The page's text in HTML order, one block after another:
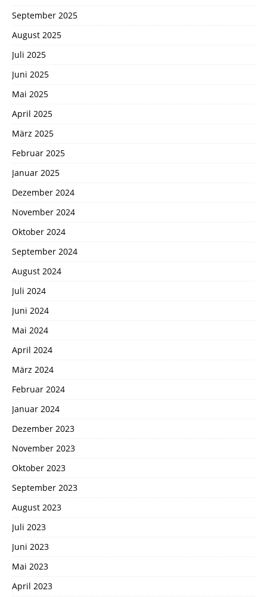
September 2025
August 2025
Juli 2025
Juni 2025
Mai 2025
April 2025
März 2025
Februar 2025
Januar 2025
Dezember 2024
November 2024
Oktober 2024
September 2024
August 2024
Juli 2024
Juni 2024
Mai 2024
April 2024
März 2024
Februar 2024
Januar 2024
Dezember 2023
November 2023
Oktober 2023
September 2023
August 2023
Juli 2023
Juni 2023
Mai 2023
April 2023